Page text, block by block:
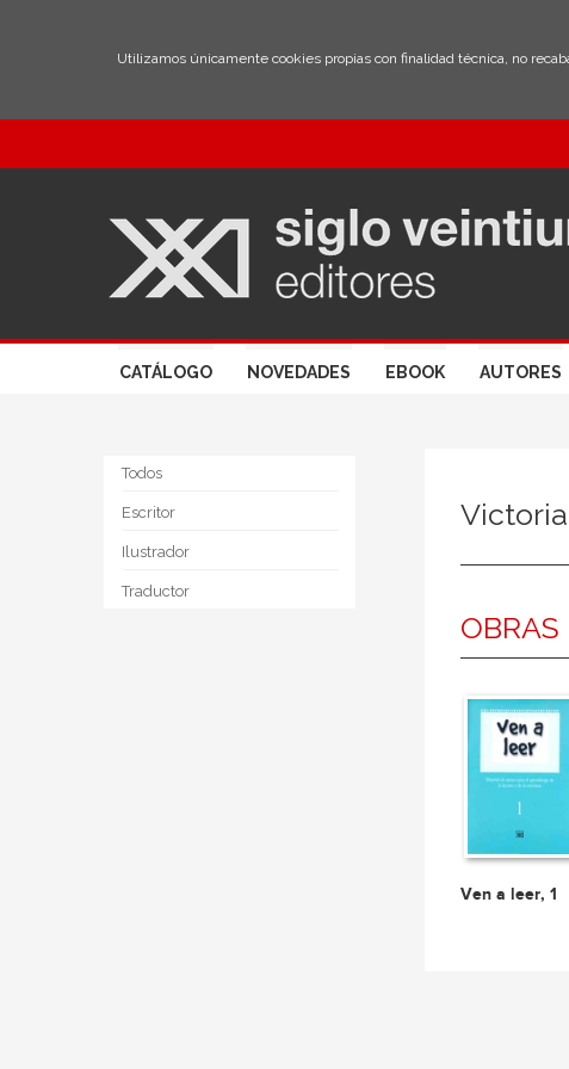
Utilizamos únicamente cookies propias con finalidad técnica, no
CATÁLOGO NOVEDADES EBOOK AUTORES
Todos
Escritor
Ilustrador
Traductor
OBRAS
Ven a leer, 1